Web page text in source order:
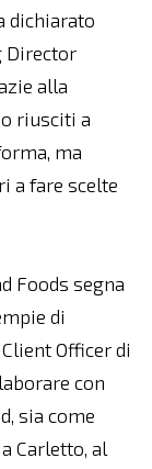
dichiarato
Director
alla
riusciti a
ma
a fare scelte
Foods segna
di
Officer di
con
sia come
Carletto, al